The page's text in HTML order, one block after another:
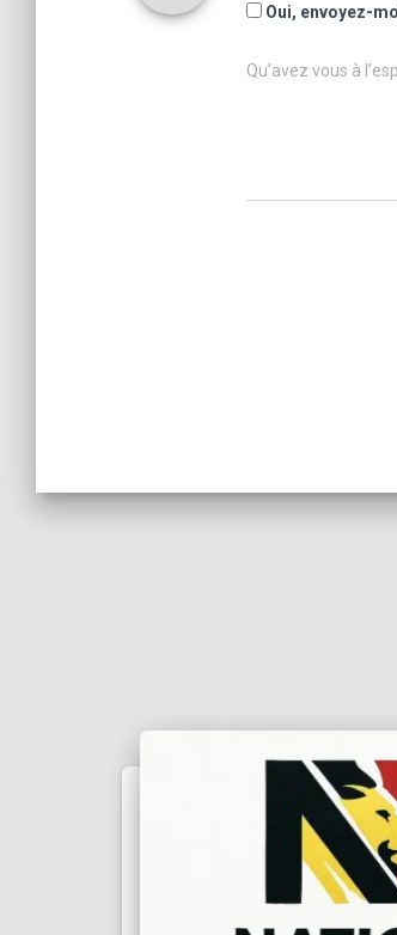
Oui, envoyez-
Qu’avez vous à